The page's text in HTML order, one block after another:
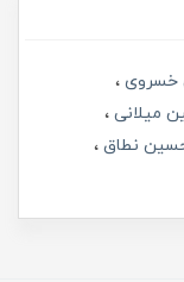
خسروی
میلانی
نطاق